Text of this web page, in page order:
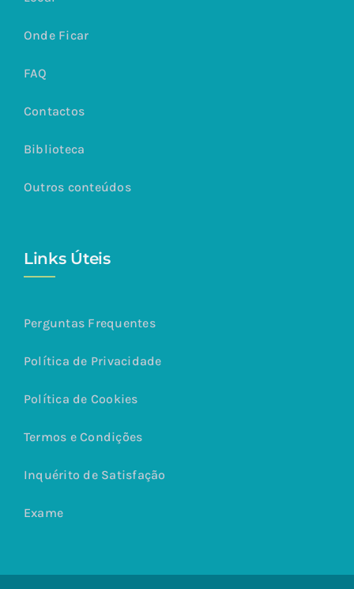
Onde Ficar
FAQ
Contactos
Biblioteca
Outros conteúdos
Links Úteis
Perguntas Frequentes
Política de Privacidade
Política de Cookies
Termos e Condições
Inquérito de Satisfação
Exame